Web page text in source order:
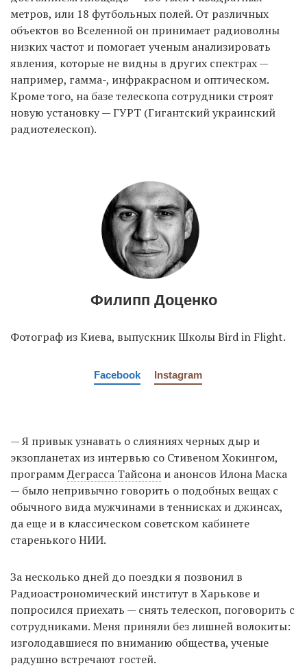
метров, или 18 футбольных полей. От различных
объектов во Вселенной он принимает радиоволны
низких частот и помогает ученым анализировать
явления, которые не видны в других спектрах —
например, гамма-, инфракрасном и оптическом.
Кроме того, на базе телескопа сотрудники строят
новую установку — ГУРТ (Гигантский украинский
радиотелескоп).
Филипп Доценко
Фотограф из Киева, выпускник Школы Bird in Flight.
Facebook Instagram
— Я привык узнавать о слияниях черных дыр и
экзопланетах из интервью со Стивеном Хокингом,
программДеграсса Тайсона и анонсов Илона Маска
— было непривычно говорить о подобных вещах с
обычного вида мужчинами в теннисках и джинсах,
да еще и в классическом советском кабинете
старенького НИИ.
За несколько дней до поездки я позвонил в
Радиоастрономический институт в Харькове и
попросился приехать — снять телескоп, поговорить с
сотрудниками. Меня приняли без лишней волокиты:
изголодавшиеся по вниманию общества, ученые
радушно встречают гостей.